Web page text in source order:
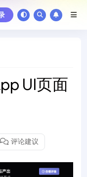
UI页面
评论建议